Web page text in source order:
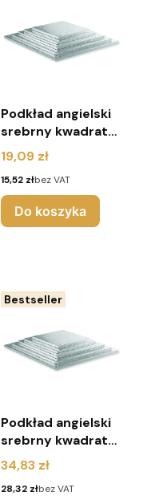
Podkład angielski
srebrny kwadrat
r.36x36
Cena
19,09 zł
Cena
15,52 złbez VAT
Do koszyka
Bestseller
Podkład angielski
srebrny kwadrat
r.45x45
Cena
34,83 zł
Cena
28,32 złbez VAT